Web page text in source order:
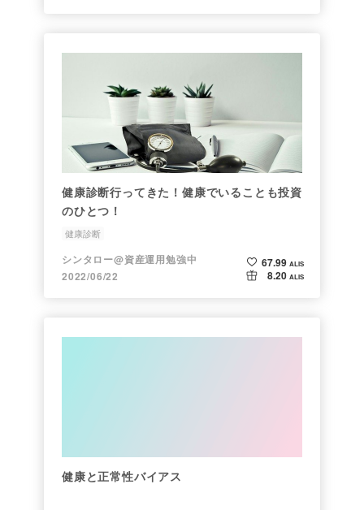
健康診断行ってきた！健康でいることも投資
のひとつ！
健康診断
シンタロー@資産運用勉強中
2022/06/22
67.99 ALIS
8.20 ALIS
健康と正常性バイアス